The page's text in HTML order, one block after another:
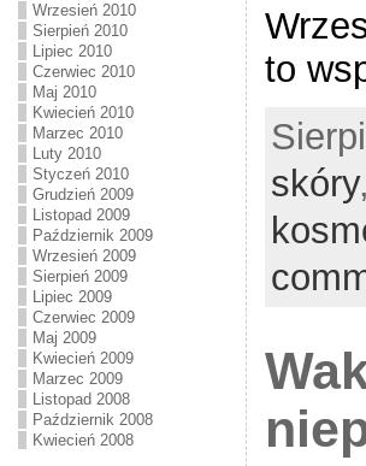
Wrzesień 2010
Sierpień 2010
Lipiec 2010
Czerwiec 2010
Maj 2010
Kwiecień 2010
Marzec 2010
Luty 2010
Styczeń 2010
Grudzień 2009
Listopad 2009
Październik 2009
Wrzesień 2009
Sierpień 2009
Lipiec 2009
Czerwiec 2009
Maj 2009
Kwiecień 2009
Marzec 2009
Listopad 2008
Październik 2008
Kwiecień 2008
to
skóry,